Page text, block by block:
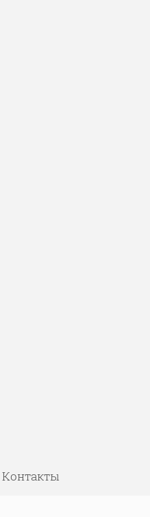
Контакты